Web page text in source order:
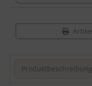
Produktbeschreibung